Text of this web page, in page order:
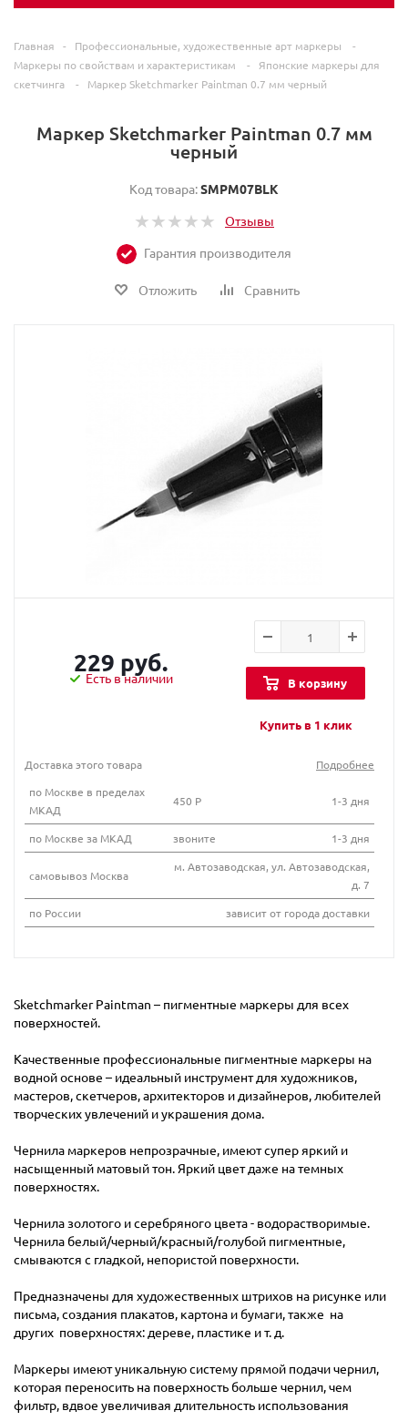
Главная - Профессиональные, художественные арт маркеры
-
Маркеры по свойствам и характеристикам
-
Японские маркеры для
скетчинга
- Маркер Sketchmarker Paintman 0.7 мм черный
Маркер Sketchmarker Paintman 0.7 мм
черный
Код товара:SMPM07BLK
Отзывы
Гарантия производителя
Отложить Сравнить
229 руб.
Есть в наличии В корзину
Купить в 1 клик
Доставка этого товара
Подробнее
по Москве в пределах
МКАД
450 Р 1-3 дня
по Москве за МКАД звоните 1-3 дня
самовывоз Москва
м. Автозаводская, ул. Автозаводская,
д. 7
по России
зависит от города доставки
Sketchmarker Paintman – пигментные маркеры для всех
поверхностей.
Качественные профессиональные пигментные маркеры на
водной основе – идеальный инструмент для художников,
мастеров, скетчеров, архитекторов и дизайнеров, любителей
творческих увлечений и украшения дома.
Чернила маркеров непрозрачные, имеют супер яркий и
насыщенный матовый тон. Яркий цвет даже на темных
поверхностях.
Чернила золотого и серебряного цвета - водорастворимые.
Чернила белый/черный/красный/голубой пигментные,
смываются с гладкой, непористой поверхности.
Предназначены для художественных штрихов на рисунке или
письма, создания плакатов, картона и бумаги, также на
других поверхностях: дереве, пластике и т. д.
Маркеры имеют уникальную систему прямой подачи чернил,
которая переносить на поверхность больше чернил, чем
фильтр, вдвое увеличивая длительность использования